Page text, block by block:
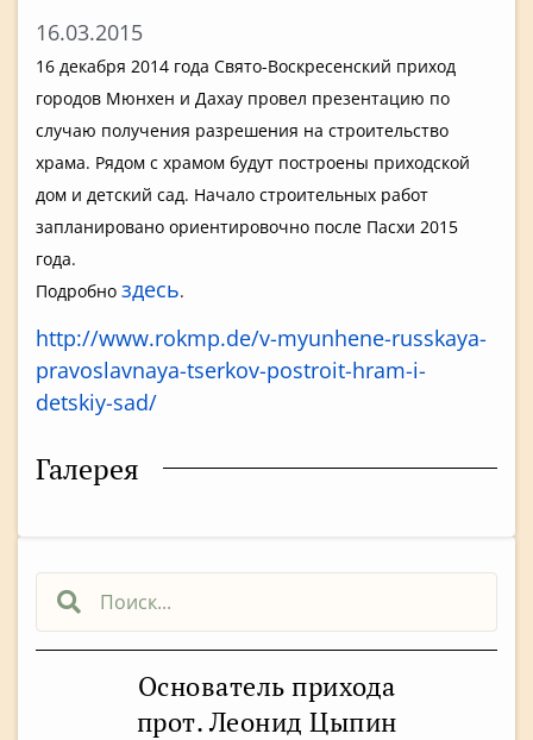
Основатель прихода
прот. Леонид Цыпин
16.03.2015
16 декабря 2014 года Свято-Воскресенский приход
городов Мюнхен и Дахау провел презентацию по
случаю получения разрешения на строительство
храма. Рядом с храмом будут построены приходской
дом и детский сад. Начало строительных работ
запланировано ориентировочно после Пасхи 2015
года.
Подробно здесь.
http://www.rokmp.de/v-myunhene-russkaya-
pravoslavnaya-tserkov-postroit-hram-i-
detskiy-sad/
Галерея